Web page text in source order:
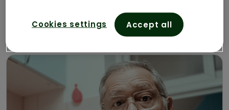
diğer hastalıklara karşı koruyan, karmaşık ve
çok katmanlı bir sistemdir. Bağışıklık
Cookies settings Accept all